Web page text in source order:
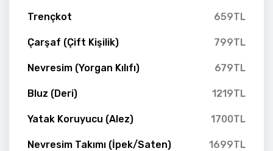
Trençkot 659TL
Çarşaf (Çift Kişilik) 799TL
Nevresim (Yorgan Kılıfı) 679TL
Bluz (Deri) 1219TL
Yatak Koruyucu (Alez) 1700TL
Nevresim Takımı (İpek/Saten) 1699TL